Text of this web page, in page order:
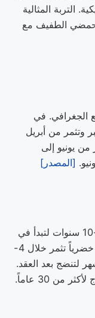
التربة المثالية
الطفيف مع
الجغرافي. في
وتثمر من أبريل
من يونيو إلى
[المصدر]
تحتاج الأشجار المزروعة من البذرة إلى 8-10 سنوات لتبدأ في
الإثمار، بينما الأشجار المطعمة أو المكاثرة خضرياً تثمر خلال 4-
لتنضج بعد العقد.
من 30 عاماً.